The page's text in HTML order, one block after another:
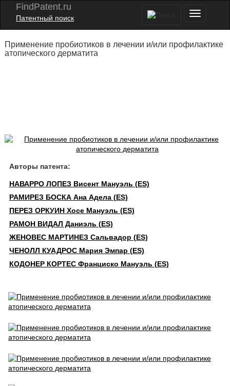
FindPatent.ru
Патентный поиск
Применение пробиотиков в лечении и/или профилактике
атопического дерматита
Авторы патента:
НАВАРРО ЛОПЕЗ Висент Мануэль (ES)
РАМИРЕЗ БОСКА Ана Адела (ES)
ПЕРЕЗ ОРКУИН Хосе Мануэль (ES)
РАМОН ВИДАЛ Даниэль (ES)
ЖЕНОВЕС МАРТИНЕЗ Сальвадор (ES)
ЧЕНОЛЛ КУАДРОС Мария Эмпар (ES)
КОДОНЕР КОРТЕС Франциско Мануэль (ES)